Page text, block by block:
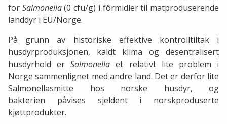
for Salmonella(0 cfu/g) i fôrmidler til matproduserende
landdyr i EU/Norge.
På grunn av historiske effektive kontrolltiltak i
husdyrproduksjonen, kaldt klima og desentralisert
husdyrhold erSalmonella et relativt lite problem i
Norge sammenlignet med andre land. Det er derfor lite
Salmonellasmitte hos norske husdyr, og
bakterien påvises sjeldent i norskproduserte
kjøttprodukter.